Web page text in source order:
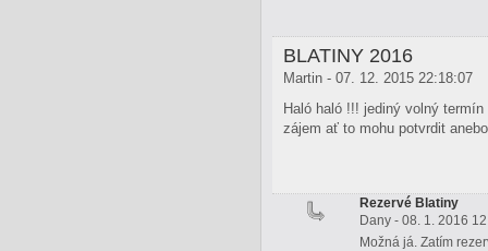
BLATINY 2016
Martin - 07. 12. 2015 22:18:07
Haló haló !!! jediný volný
zájem ať to mohu potvrdit
Rezervé Blatiny
Dany - 08. 1. 2016
Možná já. Zatím